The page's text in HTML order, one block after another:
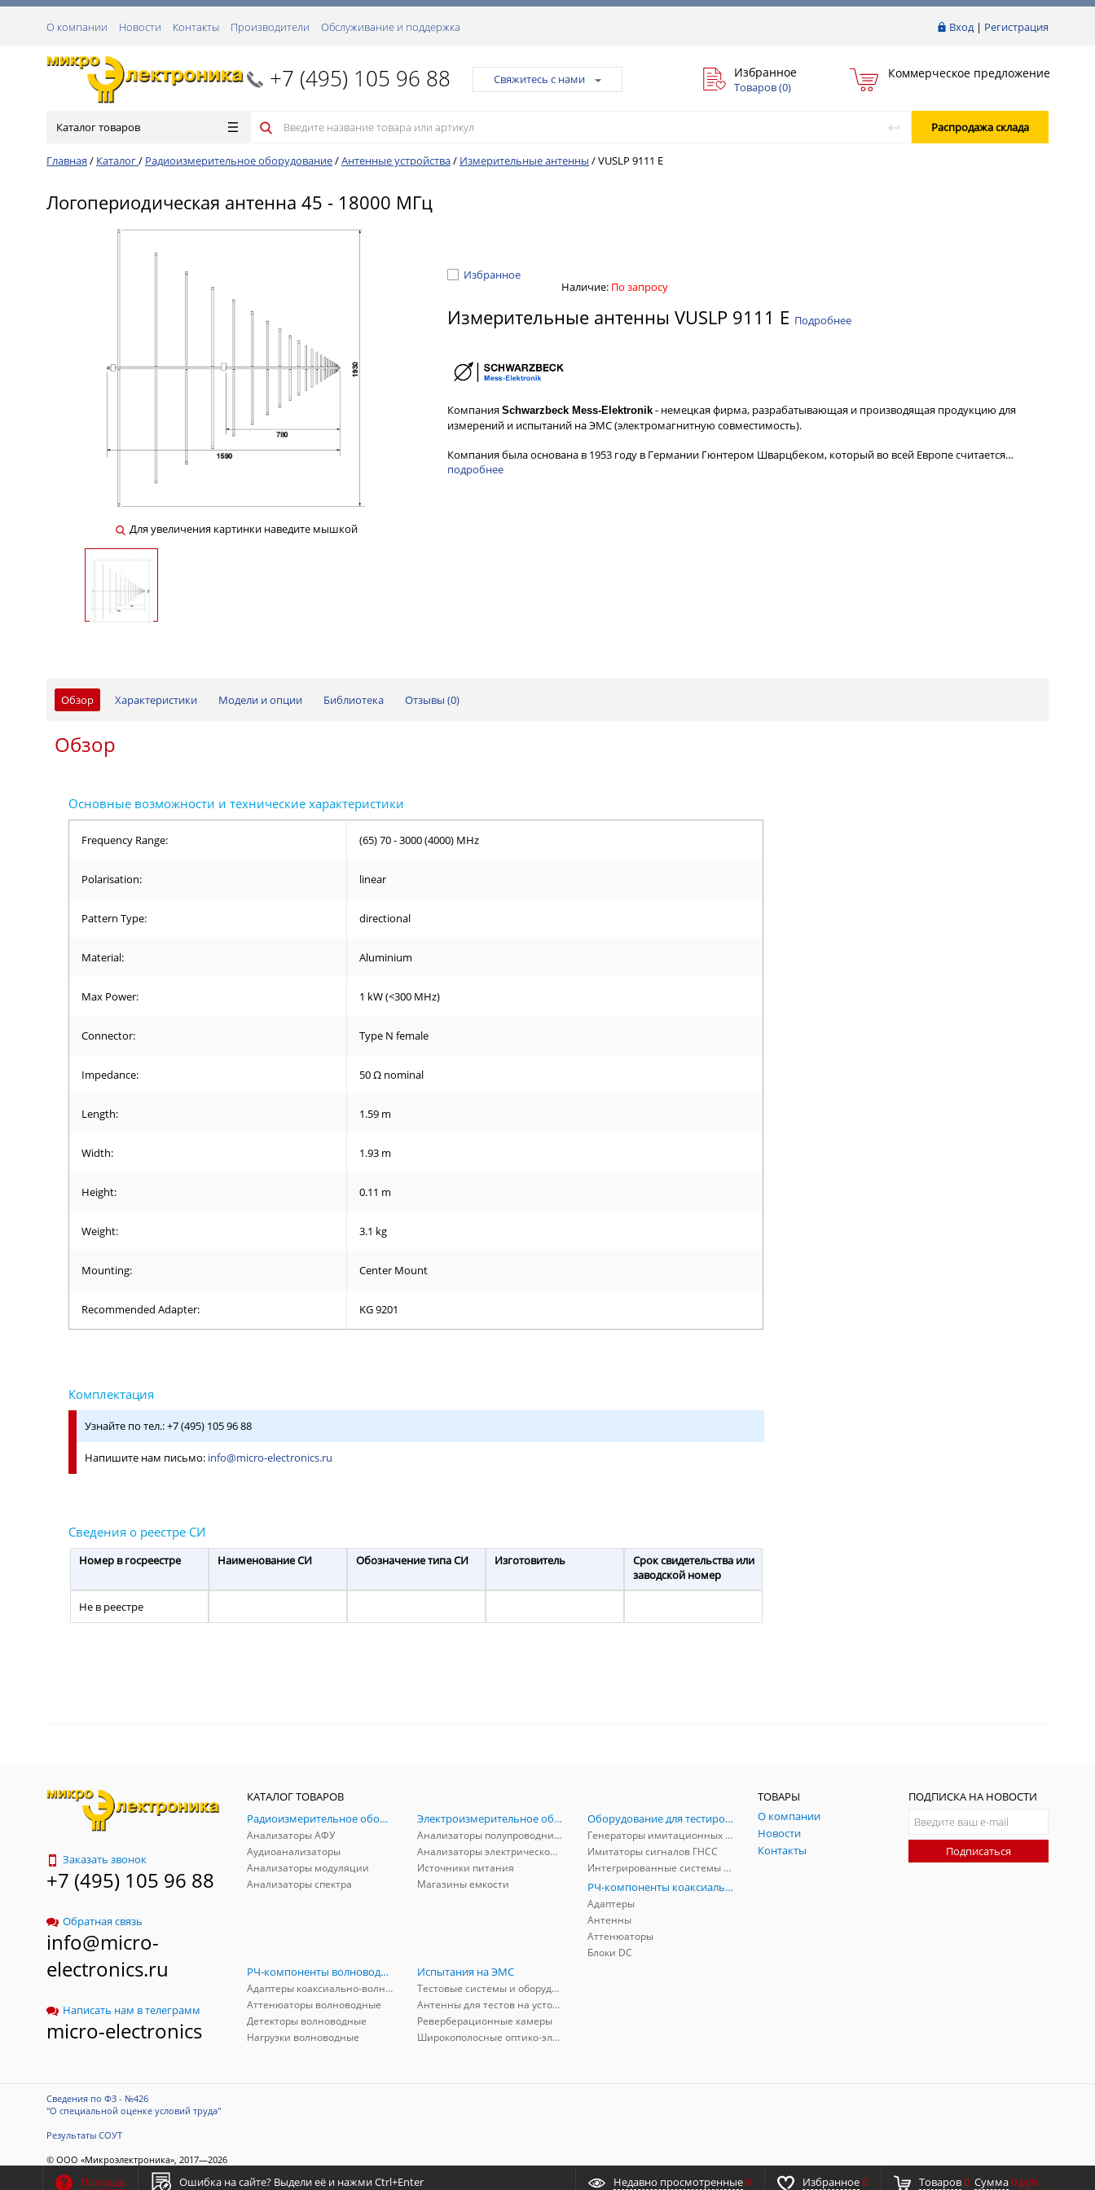
Вход| Регистрация
О компании Новости Контакты Производители Обслуживание и поддержка
+7 (495) 105 96 88 Свяжитесь с нами Избранное
Товаров (0)
Коммерческое предложение
Каталог товаров Распродажа склада
Главная / Каталог/ Радиоизмерительное оборудование/Антенные устройства/ Измерительные антенны /VUSLP 9111 E
Логопериодическая антенна 45 - 18000 МГц
Для увеличения картинки наведите мышкой
Избранное
Наличие: По запросу
Измерительные антенны VUSLP 9111 E Подробнее
Компания Schwarzbeck Mess-Elektronik - немецкая фирма, разрабатывающая и производящая продукцию для
измерений и испытаний на ЭМС (электромагнитную совместимость).
Компания была основана в 1953 году в Германии Гюнтером Шварцбеком, который во всей Европе считается…
подробнее
Обзор Характеристики Модели и опции Библиотека Отзывы (0)
Обзор
Frequency Range: (65) 70 - 3000 (4000) MHz
Polarisation: linear
Pattern Type: directional
Material: Aluminium
Max Power: 1 kW (<300 MHz)
Connector: Type N female
Impedance: 50 Ω nominal
Length: 1.59 m
Width: 1.93 m
Height: 0.11 m
Weight: 3.1 kg
Mounting: Center Mount
Recommended Adapter: KG 9201
Узнайте по тел.: +7 (495) 105 96 88
Напишите нам письмо: info@micro-electronics.ru
Номер в госреестре
Не в реестре
Наименование СИ Обозначение типа СИ Изготовитель
Срок свидетельства или
заводской номер
Заказать звонок
+7 (495) 105 96 88
Обратная связь
info@micro-
electronics.ru
Написать нам в телеграмм
micro-electronics
КАТАЛОГ ТОВАРОВ
Радиоизмерительное оборудование
Анализаторы АФУ
Аудиоанализаторы
Анализаторы модуляции
Анализаторы спектра
Электроизмерительное оборудование
Анализаторы полупроводников
Анализаторы электрической мощности
Источники питания
Магазины емкости
Оборудование для тестирования и симуляции ГНСС
Генераторы имитационных и заградительных помех
Имитаторы сигналов ГНСС
Интегрированные системы защиты от ГНСС-помех
РЧ-компоненты коаксиальные
Адаптеры
Антенны
Аттенюаторы
Блоки DC
РЧ-компоненты волноводные
Адаптеры коаксиально-волноводные
Аттенюаторы волноводные
Детекторы волноводные
Нагрузки волноводные
Испытания на ЭМС
Тестовые системы и оборудование
Антенны для тестов на устойчивость к ЭМП
Реверберационные камеры
Широкополосные оптико-электрические линии
ТОВАРЫ
О компании
Новости
Контакты
ПОДПИСКА НА НОВОСТИ
Подписаться
Сведения по ФЗ - №426
"О специальной оценке условий труда"
Результаты СОУТ
© ООО «Микроэлектроника», 2017—2026
ITConstruct
Помощь Ошибка на сайте? Выдели её и нажми Ctrl+Enter Недавно просмотренные0 Избранное0 Товаров0 Сумма0 руб.